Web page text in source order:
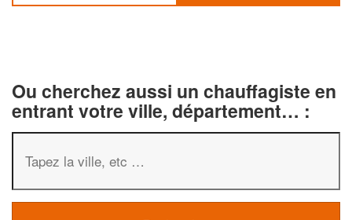
Ou cherchez aussi un chauffagiste en
entrant votre ville, département… :